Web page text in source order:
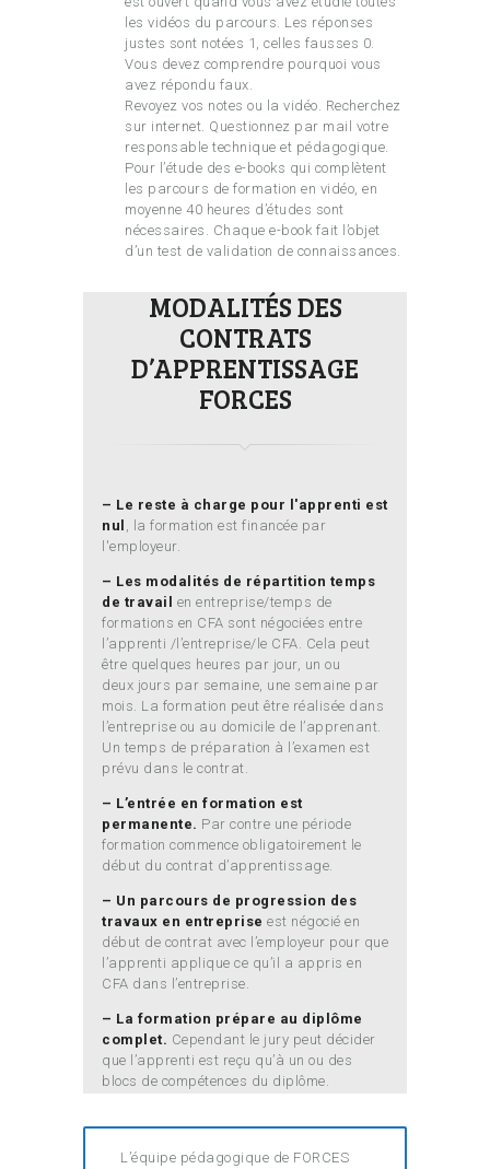
les vidéos du parcours. Les réponses
justes sont notées 1, celles fausses 0.
Vous devez comprendre pourquoi vous
avez répondu faux.
Revoyez vos notes ou la vidéo. Recherchez
sur internet. Questionnez par mail votre
responsable technique et pédagogique.
Pour l’étude des e-books qui complètent
les parcours de formation en vidéo, en
moyenne 40 heures d’études sont
nécessaires. Chaque e-book fait l’objet
d’un test de validation de connaissances.
MODALITÉS DES
CONTRATS
D’APPRENTISSAGE
FORCES
– Le reste à charge pour l'apprenti est
nul
, la formation est financée par
l'employeur.
– Les modalités de répartition temps
de travail
en entreprise/temps de
formations en CFA sont négociées entre
l’apprenti /l’entreprise/le CFA. Cela peut
être quelques heures par jour, un ou
deux jours par semaine, une semaine par
mois. La formation peut être réalisée dans
l’entreprise ou au domicile de l’apprenant.
Un temps de préparation à l’examen est
prévu dans le contrat.
– L’entrée en formation est
permanente. Par contre une période
formation commence obligatoirement le
début du contrat d’apprentissage.
– Un parcours de progression des
travaux en entreprise est négocié en
début de contrat avec l’employeur pour que
l’apprenti applique ce qu’il a appris en
CFA dans l’entreprise.
– La formation prépare au diplôme
complet. Cependant le jury peut décider
que l’apprenti est reçu qu’à un ou des
blocs de compétences du diplôme.
L’équipe pédagogique de FORCES